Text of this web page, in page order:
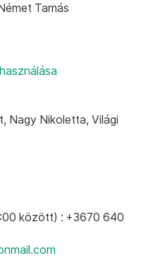
Tamás
Nagy Nikoletta, Világi
között) : +3670 640